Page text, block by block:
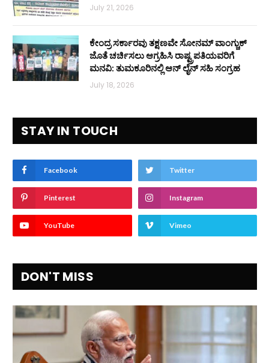
July 21, 2026
ಕೇಂದ್ರ ಸರ್ಕಾರವು ತಕ್ಷಣವೇ ಸೋನಮ್ ವಾಂಗ್ಚುಕ್
ಜೊತೆ ಚರ್ಚಿಸಲು ಆಗ್ರಹಿಸಿ ರಾಷ್ಟ್ರಪತಿಯವರಿಗೆ
ಮನವಿ: ತುಮಕೂರಿನಲ್ಲಿ ಆನ್‌ ಲೈನ್ ಸಹಿ ಸಂಗ್ರಹ
July 18, 2026
STAY IN TOUCH
Facebook Twitter
Pinterest Instagram
YouTube Vimeo
DON'T MISS